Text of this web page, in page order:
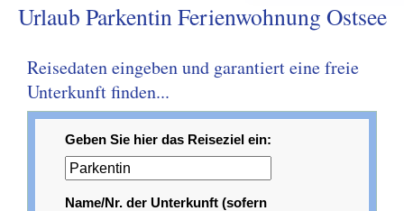
Urlaub Parkentin Ferienwohnung Ostsee
Reisedaten eingeben und garantiert eine freie
Unterkunft finden...
Geben Sie hier das Reiseziel ein:
Name/Nr. der Unterkunft (sofern